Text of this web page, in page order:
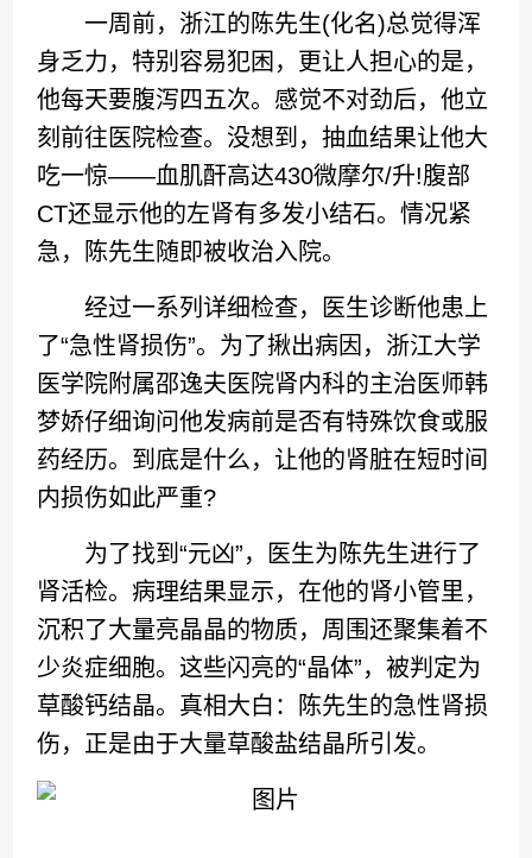
一周前，浙江的陈先生(化名)总觉得浑
身乏力，特别容易犯困，更让人担心的是，
他每天要腹泻四五次。感觉不对劲后，他立
刻前往医院检查。没想到，抽血结果让他大
吃一惊——血肌酐高达430微摩尔/升!腹部
CT还显示他的左肾有多发小结石。情况紧
急，陈先生随即被收治入院。
经过一系列详细检查，医生诊断他患上
了“急性肾损伤”。为了揪出病因，浙江大学
医学院附属邵逸夫医院肾内科的主治医师韩
梦娇仔细询问他发病前是否有特殊饮食或服
药经历。到底是什么，让他的肾脏在短时间
内损伤如此严重?
为了找到“元凶”，医生为陈先生进行了
肾活检。病理结果显示，在他的肾小管里，
沉积了大量亮晶晶的物质，周围还聚集着不
少炎症细胞。这些闪亮的“晶体”，被判定为
草酸钙结晶。真相大白：陈先生的急性肾损
伤，正是由于大量草酸盐结晶所引发。